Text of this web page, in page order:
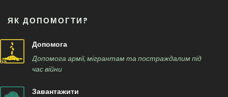
ЯК ДОПОМОГТИ?
Допомога
Допомога армії, мігрантам та постраждалим під
час війни
Завантажити